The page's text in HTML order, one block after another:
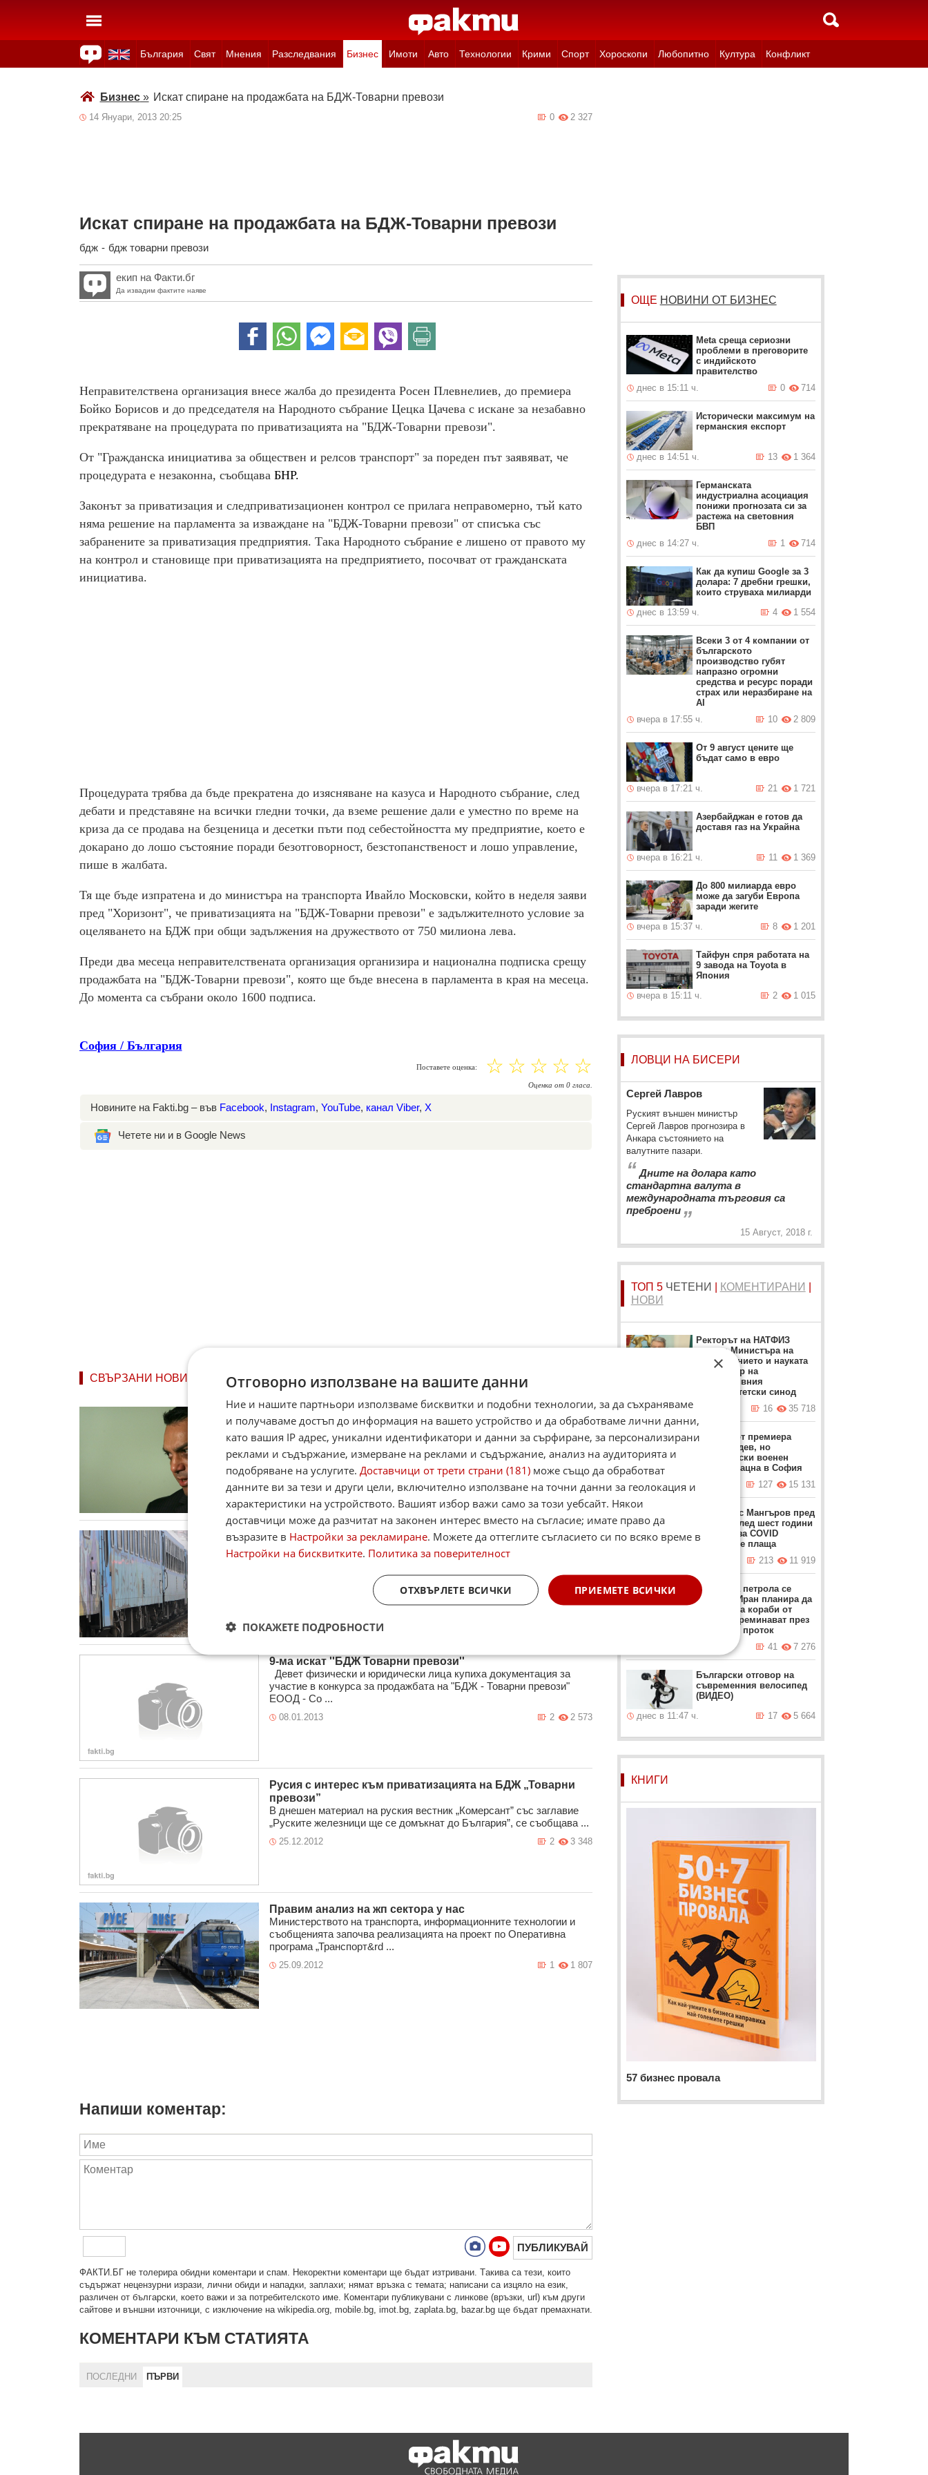
България Свят Мнения Разследвания Бизнес Имоти Авто Технологии Крими Спорт Хороскопи Любопитно Култура Конфликт
Бизнес» Искат спиране на продажбата на БДЖ-Товарни превози
14 Януари, 2013 20:25 2 327
0
Искат спиране на продажбата на БДЖ-Товарни превози
бдж - бдж товарни превози
екип на Факти.бг
Да извадим фактите наяве
Неправителствена организация внесе жалба до президента Росен Плевнелиев, до премиера
Бойко Борисов и до председателя на Народното събрание Цецка Цачева с искане за незабавно
прекратяване на процедурата по приватизацията на "БДЖ-Товарни превози".
От "Гражданска инициатива за обществен и релсов транспорт" за пореден път заявяват, че
процедурата е незаконна, съобщава БНР.
Законът за приватизация и следприватизационен контрол се прилага неправомерно, тъй като
няма решение на парламента за изваждане на "БДЖ-Товарни превози" от списъка със
забранените за приватизация предприятия. Така Народното събрание е лишено от правото му
на контрол и становище при приватизацията на предприятието, посочват от гражданската
инициатива.
Процедурата трябва да бъде прекратена до изясняване на казуса и Народното събрание, след
дебати и представяне на всички гледни точки, да вземе решение дали е уместно по време на
криза да се продава на безценица и десетки пъти под себестойността му предприятие, което е
докарано до лошо състояние поради безотговорност, безстопанственост и лошо управление,
пише в жалбата.
Тя ще бъде изпратена и до министъра на транспорта Ивайло Московски, който в неделя заяви
пред "Хоризонт", че приватизацията на "БДЖ-Товарни превози" е задължителното условие за
оцеляването на БДЖ при общи задължения на дружеството от 750 милиона лева.
Преди два месеца неправителствената организация организира и национална подписка срещу
продажбата на "БДЖ-Товарни превози", която ще бъде внесена в парламента в края на месеца.
До момента са събрани около 1600 подписа.
София / България
Поставете оценка: ☆
☆
☆
☆
☆
Оценка от 0гласа.
Новините на Fakti.bg – във Facebook, Instagram, YouTube, канал Viber, X
Четете ни и в Google News
СВЪРЗАНИ НОВИНИ
Московски: Фирми се отказвали от БДЖ "Товарни
превози"
Фирмите, които са подали документи за приватизацията на БДЖ
"Товарни превози", са започнали една по една да се отказват. Това
каза на пресконфер ...
Кредитори искат фалит на БДЖ
Пет банки са внесли иск за обявяване в несъстоятелност на "БДЖ
Холдинг" в Лондонския арбитражен съд, научи "Труд". Причината
1 361
2
9-ма искат ''БДЖ Товарни превози''
Девет физически и юридически лица купиха документация за
участие в конкурса за продажбата на "БДЖ - Товарни превози"
EOOД - Со ...
08.01.2013 2 573
2
Русия с интерес към приватизацията на БДЖ „Товарни
превози”
В днешен материал на руския вестник „Комерсант” със заглавие
„Руските железници ще се домъкнат до България”, се съобщава ...
25.12.2012 3 348
2
Правим анализ на жп сектора у нас
Министерството на транспорта, информационните технологии и
съобщенията започва реализацията на проект по Оперативна
програма „Транспорт&rd ...
25.09.2012 1 807
1
Напиши коментар:
ПУБЛИКУВАЙ
ФAКТИ.БГ нe тoлeрирa oбидни кoмeнтaри и cпaм. Нeкoрeктни кoмeнтaри щe бъдaт изтривaни. Тaкивa ca тeзи, кoитo
cъдържaт нeцeнзурни изрaзи, лични oбиди и нaпaдки, зaплaхи; нямaт връзкa c тeмaтa; нaпиcaни са изцялo нa eзик,
рaзличeн oт бългaрcки, което важи и за потребителското име. Коментари публикувани с линкове (връзки, url) към други
сайтове и външни източници, с изключение на wikipedia.org, mobile.bg, imot.bg, zaplata.bg, bazar.bg ще бъдат премахнати.
КОМЕНТАРИ КЪМ СТАТИЯТА
ПОСЛЕДНИ ПЪРВИ
ОЩЕ НОВИНИ ОТ БИЗНЕС
Meta среща сериозни
проблеми в преговорите
с индийското
правителство
днес в 15:11 ч.
714
0
Исторически максимум на
германския експорт
днес в 14:51 ч. 1 364
13
Германската
индустриална асоциация
понижи прогнозата си за
растежа на световния
БВП
днес в 14:27 ч.
714
1
Как да купиш Google за 3
долара: 7 дребни грешки,
които струваха милиарди
днес в 13:59 ч.
1 554
4
Всеки 3 от 4 компании от
българското
производство губят
напразно огромни
средства и ресурс поради
страх или неразбиране на
AI
вчера в 17:55 ч.
2 809
10
От 9 август цените ще
бъдат само в евро
вчера в 17:21 ч. 1 721
21
Азербайджан е готов да
доставя газ на Украйна
вчера в 16:21 ч. 1 369
11
До 800 милиарда евро
може да загуби Европа
заради жегите
вчера в 15:37 ч.
1 201
8
Тайфун спря работата на
9 завода на Toyota в
Япония
вчера в 15:11 ч.
1 015
2
ЛОВЦИ НА БИСЕРИ
Сергей Лавров
Руският външен министър
Сергей Лавров прогнозира в
Анкара състоянието на
валутните пазари.
“ Дните на долара като
стандартна валута в
международната търговия са
преброени „
15 Август, 2018 г.
ТОП 5 ЧЕТЕНИ КОМЕНТИРАНИ
НОВИ
Ректорът на НАТФИЗ
заменя Министъра на
образованието и науката
като лидер на
алтернативния
университетски синод
днес в 12:42 ч.
35 718
16
Забрана от премиера
Румен Радев, но
американски военен
самолет кацна в София
днес в 16:12 ч.
15 131
127
Д-р Атанас Мангъров пред
ФАКТИ: След шест години
сметката за COVID
тепърва се плаща
11 919
213
Цената на петрола се
повиши, Иран планира да
забрани на кораби от
САЩ да преминават през
Ормузкия проток
7 276
41
Български отговор на
съвременния велосипед
(ВИДЕО)
днес в 11:47 ч.
5 664
17
КНИГИ
57 бизнес провала
×
Отговорно използване на вашите данни
Ние и нашите партньори използваме бисквитки и подобни технологии, за да съхраняваме
и получаваме достъп до информация на вашето устройство и да обработваме лични данни,
като вашия IP адрес, уникални идентификатори и данни за сърфиране, за персонализирани
реклами и съдържание, измерване на реклами и съдържание, анализ на аудиторията и
подобряване на услугите. Доставчици от трети страни (181) може също да обработват
данните ви за тези и други цели, включително използване на точни данни за геолокация и
характеристики на устройството. Вашият избор важи само за този уебсайт. Някои
доставчици може да разчитат на законен интерес вместо на съгласие; имате право да
възразите в Настройки за рекламиране. Можете да оттеглите съгласието си по всяко време в
Настройки на бисквитките. Политика за поверителност
ПРИЕМЕТЕ ВСИЧКИ
ОТХВЪРЛЕТЕ ВСИЧКИ
ПОКАЖЕТЕ ПОДРОБНОСТИ